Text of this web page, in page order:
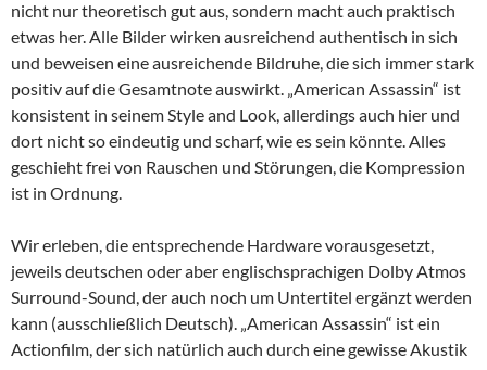
nicht nur theoretisch gut aus, sondern macht auch praktisch
etwas her. Alle Bilder wirken ausreichend authentisch in sich
und beweisen eine ausreichende Bildruhe, die sich immer stark
positiv auf die Gesamtnote auswirkt. „American Assassin“ ist
konsistent in seinem Style and Look, allerdings auch hier und
dort nicht so eindeutig und scharf, wie es sein könnte. Alles
geschieht frei von Rauschen und Störungen, die Kompression
ist in Ordnung.
Wir erleben, die entsprechende Hardware vorausgesetzt,
jeweils deutschen oder aber englischsprachigen Dolby Atmos
Surround-Sound, der auch noch um Untertitel ergänzt werden
kann (ausschließlich Deutsch). „American Assassin“ ist ein
Actionfilm, der sich natürlich auch durch eine gewisse Akustik